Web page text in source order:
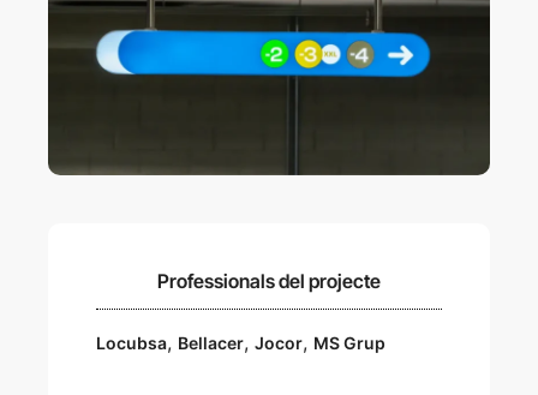
Professionals del projecte
Locubsa, Bellacer, Jocor, MS Grup